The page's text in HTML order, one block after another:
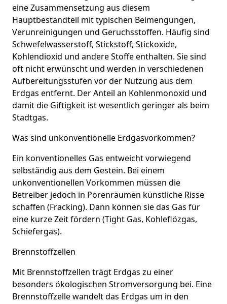
eine Zusammensetzung aus diesem
Hauptbestandteil mit typischen Beimengungen,
Verunreinigungen und Geruchsstoffen. Häufig sind
Schwefelwasserstoff, Stickstoff, Stickoxide,
Kohlendioxid und andere Stoffe enthalten. Sie sind
oft nicht erwünscht und werden in verschiedenen
Aufbereitungsstufen vor der Nutzung aus dem
Erdgas entfernt. Der Anteil an Kohlenmonoxid und
damit die Giftigkeit ist wesentlich geringer als beim
Stadtgas.
Was sind unkonventionelle Erdgasvorkommen?
Ein konventionelles Gas entweicht vorwiegend
selbständig aus dem Gestein. Bei einem
unkonventionellen Vorkommen müssen die
Betreiber jedoch in Porenräumen künstliche Risse
schaffen (Fracking). Dann können sie das Gas für
eine kurze Zeit fördern (Tight Gas, Kohleflözgas,
Schiefergas).
Brennstoffzellen
Mit Brennstoffzellen trägt Erdgas zu einer
besonders ökologischen Stromversorgung bei. Eine
Brennstoffzelle wandelt das Erdgas um in den